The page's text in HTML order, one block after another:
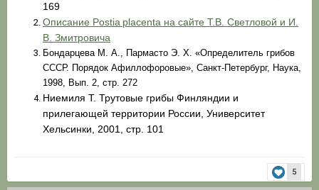
169
Описание Postia placenta на сайте Т.В. Светловой и И.
В. Змитровича
Бондарцева М. А., Пармасто Э. Х. «Определитель грибов
СССР. Порядок Афиллофоровые», Санкт-Петербург, Наука,
1998, Вып. 2, стр. 272
Ниемиля Т. Трутовые грибы Финляндии и
прилегающей территории России, Университет
Хельсинки, 2001, стр. 101
5